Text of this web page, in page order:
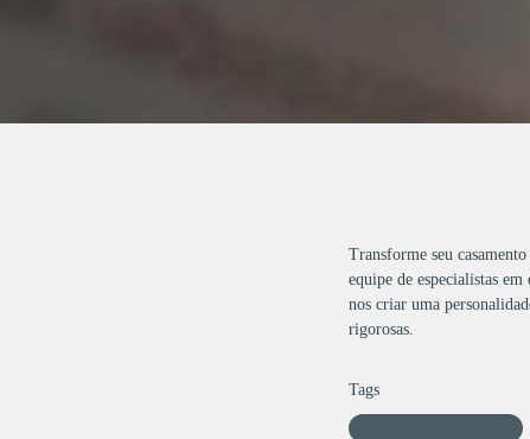
Transforme seu
equipe de especialistas
nos criar uma
rigorosas.
Tags